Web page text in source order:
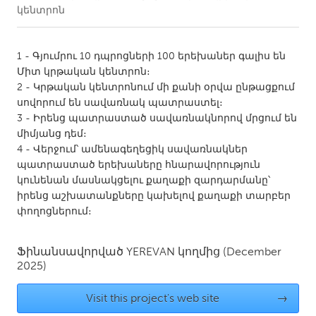
CANADA
Amherstburg
Kingston
Kitchener-Waterloo
New Glasgow
Newmarket
Ottawa
South Shore
Toronto
MALAYSIA
Kuala Lumpur
Leiden
Rotterdam
Utrecht
կենտրոն
1 - Գյումրու 10 դպրոցների 100 երեխաներ գալիս են
Միտ կրթական կենտրոն։
2 - Կրթական կենտրոնում մի քանի օրվա ընթացքում
սովորում են սավառնակ պատրաստել։
3 - Իրենց պատրաստած սավառնակնորով մրցում են
միմյանց դեմ։
4 - Վերջում՝ ամենագեղեցիկ սավառնակներ
պատրաստած երեխաները հնարավորություն
կունենան մասնակցելու քաղաքի զարդարմանը՝
իրենց աշխատանքները կախելով քաղաքի տարբեր
փողոցներում։
Ֆինանսավորված YEREVAN կողմից (December
2025)
Visit this project's web site →